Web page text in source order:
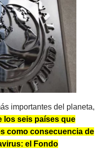
importantes del planeta,
los seis países que
como consecuencia de
el Fondo